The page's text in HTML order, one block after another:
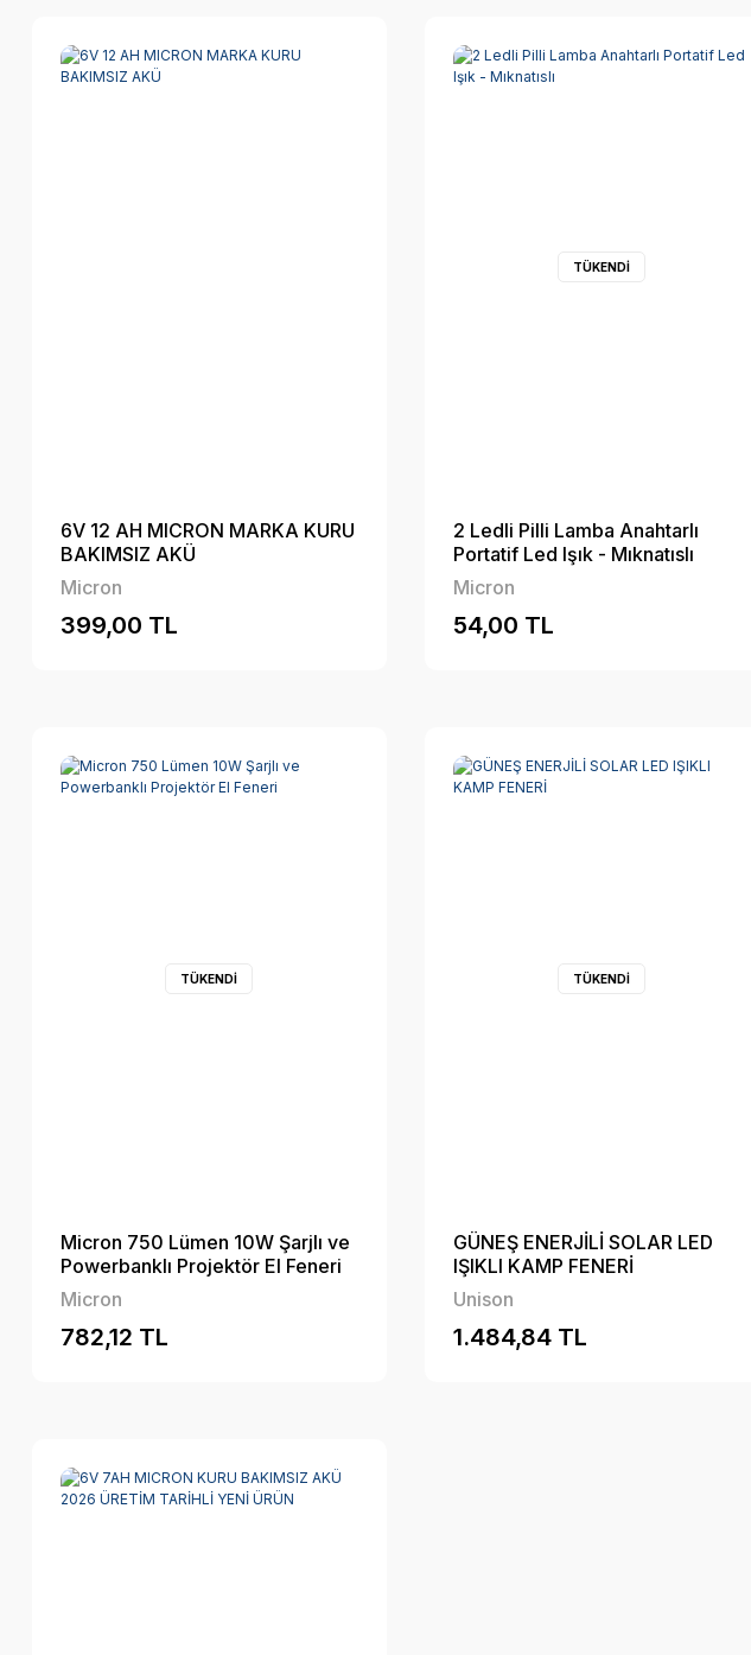
6V 12 AH MICRON MARKA KURU
BAKIMSIZ AKÜ
Micron
399,00 TL
TÜKENDİ
2 Ledli Pilli Lamba Anahtarlı
Portatif Led Işık - Mıknatıslı
Micron
54,00 TL
TÜKENDİ
Micron 750 Lümen 10W Şarjlı ve
Powerbanklı Projektör El Feneri
Micron
782,12 TL
TÜKENDİ
GÜNEŞ ENERJİLİ SOLAR LED
IŞIKLI KAMP FENERİ
Unison
1.484,84 TL